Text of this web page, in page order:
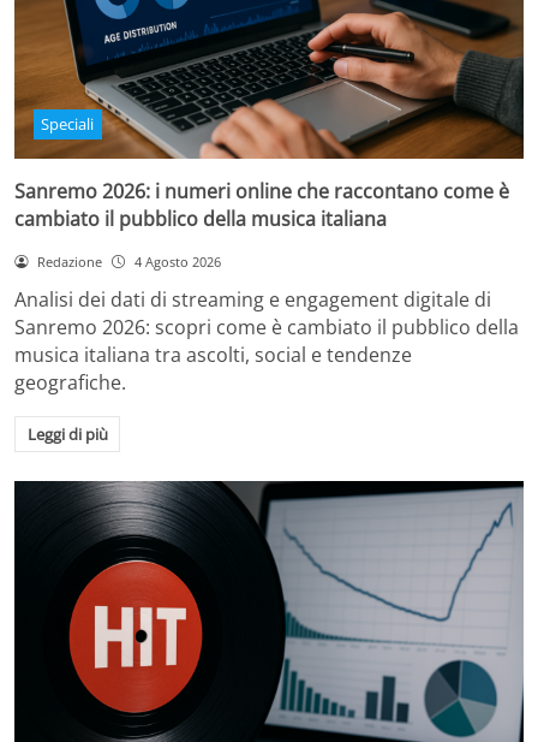
Speciali
Sanremo 2026: i numeri online che raccontano come è
cambiato il pubblico della musica italiana
Redazione 4 Agosto 2026
Analisi dei dati di streaming e engagement digitale di
Sanremo 2026: scopri come è cambiato il pubblico della
musica italiana tra ascolti, social e tendenze
geografiche.
Leggi di più